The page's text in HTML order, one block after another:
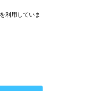
利用していま